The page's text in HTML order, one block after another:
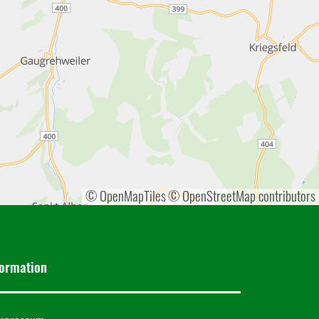
© OpenMapTiles© OpenStreetMap contributors